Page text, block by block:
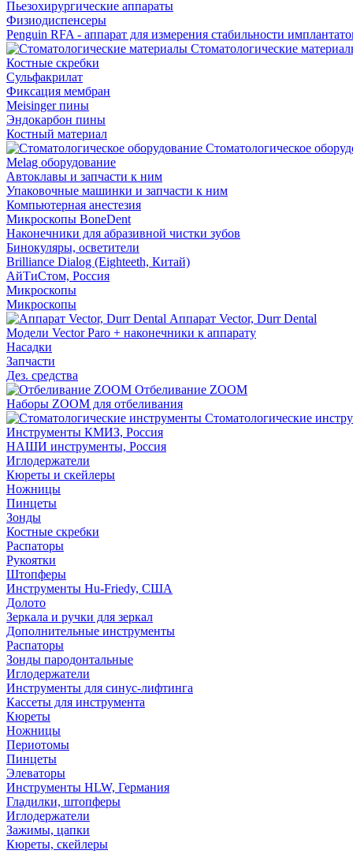
Пьезохирургические аппараты
Физиодиспенсеры
Penguin RFA - аппарат для измерения стабильности
Стоматологические
Костные скребки
Сульфакрилат
Фиксация мембран
Meisinger пины
Эндокарбон пины
Костный материал
Стоматологическое
Melag оборудование
Автоклавы и запчасти к ним
Упаковочные машинки и запчасти к ним
Компьютерная анестезия
Микроскопы BoneDent
Наконечники для абразивной чистки зубов
Бинокуляры, осветители
Brilliance Dialog (Eighteeth, Китай)
АйТиСтом, Россия
Микроскопы
Микроскопы
Аппарат Vector, Durr Dental
Модели Vector Paro + наконечники к аппарату
Насадки
Запчасти
Дез. средства
Отбеливание ZOOM
Наборы ZOOM для отбеливания
Стоматологические
Инструменты КМИЗ, Россия
НАШИ инструменты, Россия
Иглодержатели
Кюреты и скейлеры
Ножницы
Пинцеты
Зонды
Костные скребки
Распаторы
Рукоятки
Штопферы
Инструменты Hu-Friedy, США
Долото
Зеркала и ручки для зеркал
Дополнительные инструменты
Распаторы
Зонды пародонтальные
Иглодержатели
Инструменты для синус-лифтинга
Кассеты для инструмента
Кюреты
Ножницы
Периотомы
Пинцеты
Элеваторы
Инструменты HLW, Германия
Гладилки, штопферы
Иглодержатели
Зажимы, цапки
Кюреты, скейлеры